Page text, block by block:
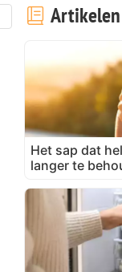
Artikelen
Het sap dat
langer te